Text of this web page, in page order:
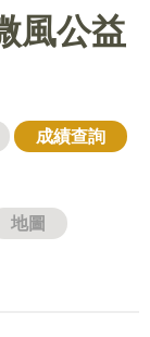
風公益
成績查詢
地圖